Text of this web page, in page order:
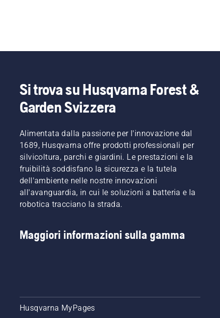
Si trova su Husqvarna Forest &
Garden Svizzera
Alimentata dalla passione per l'innovazione dal
1689, Husqvarna offre prodotti professionali per
silvicoltura, parchi e giardini. Le prestazioni e la
fruibilità soddisfano la sicurezza e la tutela
dell'ambiente nelle nostre innovazioni
all'avanguardia, in cui le soluzioni a batteria e la
robotica tracciano la strada.
Maggiori informazioni sulla gamma
Husqvarna MyPages